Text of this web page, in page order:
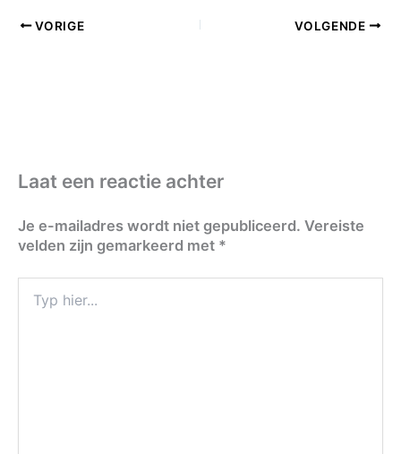
VORIGE VOLGENDE
Laat een reactie achter
Je e-mailadres wordt niet gepubliceerd. Vereiste
velden zijn gemarkeerd met *
hier...